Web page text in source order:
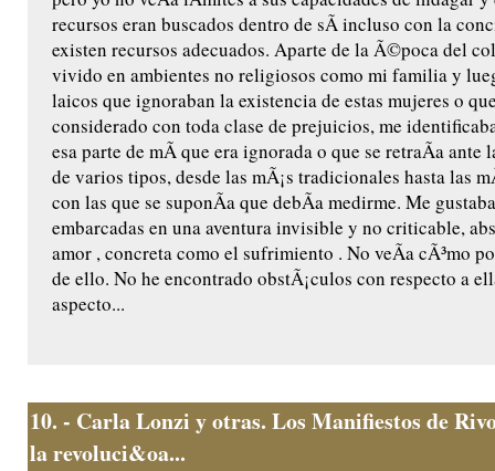
recursos eran buscados dentro de sÃ­ incluso con la
existen recursos adecuados. Aparte de la Ã©poca del
vivido en ambientes no religiosos como mi familia y
laicos que ignoraban la existencia de estas mujeres o
considerado con toda clase de prejuicios, me
esa parte de mÃ­ que era ignorada o que se retraÃ­a ante
de varios tipos, desde las mÃ¡s tradicionales hasta las
con las que se suponÃ­a que debÃ­a medirme. Me
embarcadas en una aventura invisible y no criticable,
amor , concreta como el sufrimiento . No veÃ­a cÃ³mo
de ello. No he encontrado obstÃ¡culos con respecto a
aspecto...
10. - Carla Lonzi y otras. Los Manifiestos de
la revoluci&oa...